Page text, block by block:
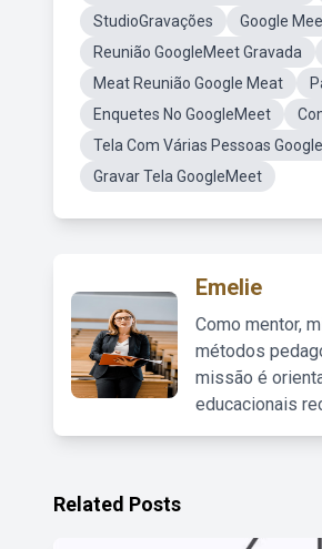
StudioGravações
Google
Reunião GoogleMeet Gravada
Meat Reunião Google Meat
Enquetes No GoogleMeet
Tela Com Várias Pessoas
Gravar Tela GoogleMeet
Emelie
Como mentor,
métodos
missão é
educacionais
Related Posts